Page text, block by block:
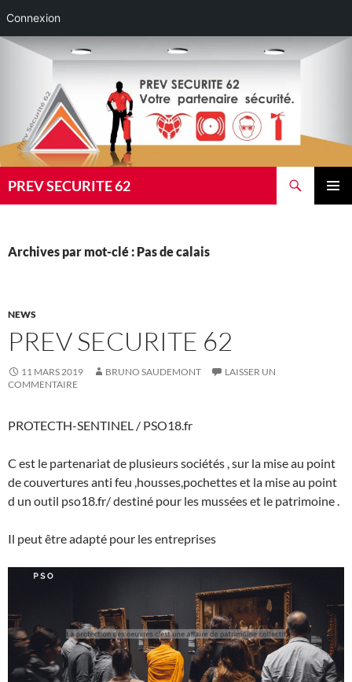
Connexion
Aller
PREV SECURITE 62
Archives par mot-clé : Pas de calais
NEWS
PREV SECURITE 62
11 MARS 2019 BRUNO SAUDEMONT
LAISSER UN
COMMENTAIRE
PROTECTH-SENTINEL / PSO18.fr
C est le partenariat de plusieurs sociétés , sur la mise au point
de couvertures anti feu ,housses,pochettes et la mise au point
d un outil pso18.fr/ destiné pour les mussées et le patrimoine .
Il peut être adapté pour les entreprises